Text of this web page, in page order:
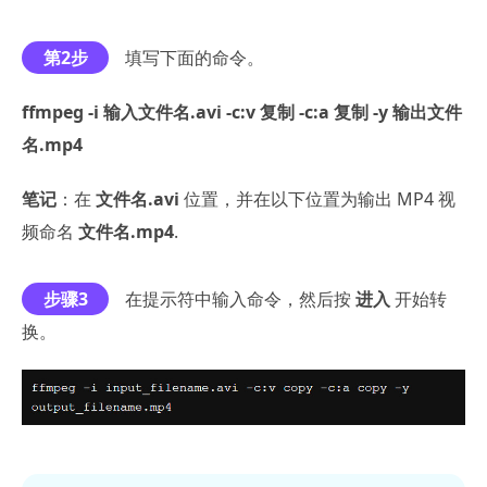
第2步 填写下面的命令。
ffmpeg -i 输入文件名.avi -c:v 复制 -c:a 复制 -y 输出文件
名.mp4
笔记 ：在 文件名.avi 位置，并在以下位置为输出 MP4 视
频命名 文件名.mp4.
步骤3 在提示符中输入命令，然后按进入 开始转
换。